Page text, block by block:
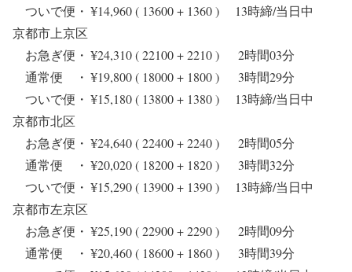
ついで便・ ¥14,960 ( 13600 + 1360 ) 13時締/当日中
京都市上京区
お急ぎ便・ ¥24,310 ( 22100 + 2210 ) 2時間03分
通常便 ・ ¥19,800 ( 18000 + 1800 ) 3時間29分
ついで便・ ¥15,180 ( 13800 + 1380 ) 13時締/当日中
京都市北区
お急ぎ便・ ¥24,640 ( 22400 + 2240 ) 2時間05分
通常便 ・ ¥20,020 ( 18200 + 1820 ) 3時間32分
ついで便・ ¥15,290 ( 13900 + 1390 ) 13時締/当日中
京都市左京区
お急ぎ便・ ¥25,190 ( 22900 + 2290 ) 2時間09分
通常便 ・ ¥20,460 ( 18600 + 1860 ) 3時間39分